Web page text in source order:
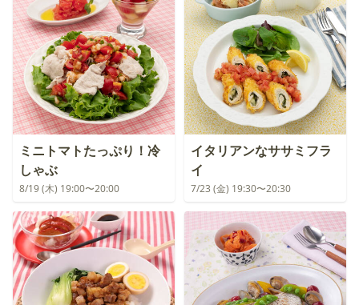
ミニトマトたっぷり！冷
しゃぶ
8/19 (木) 19:00〜20:00
イタリアンなササミフラ
イ
7/23 (金) 19:30〜20:30